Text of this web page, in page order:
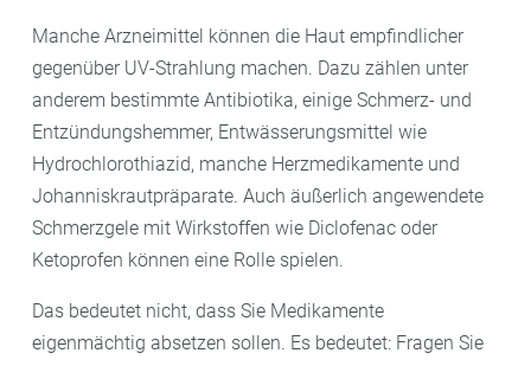
Manche Arzneimittel können die Haut empfindlicher
gegenüber UV-Strahlung machen. Dazu zählen unter
anderem bestimmte Antibiotika, einige Schmerz- und
Entzündungshemmer, Entwässerungsmittel wie
Hydrochlorothiazid, manche Herzmedikamente und
Johanniskrautpräparate. Auch äußerlich angewendete
Schmerzgele mit Wirkstoffen wie Diclofenac oder
Ketoprofen können eine Rolle spielen.
Das bedeutet nicht, dass Sie Medikamente
eigenmächtig absetzen sollen. Es bedeutet: Fragen Sie